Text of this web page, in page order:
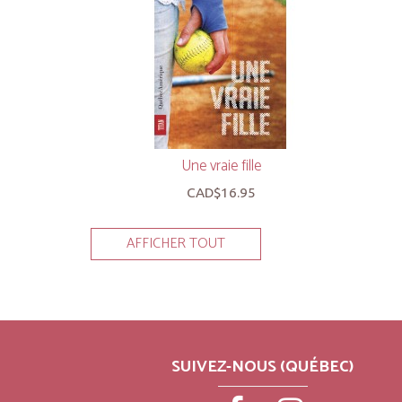
Une vraie fille
CAD$16.95
AFFICHER TOUT
SUIVEZ-NOUS (QUÉBEC)